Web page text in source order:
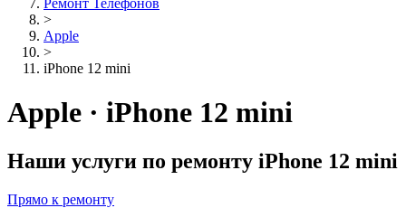
Ремонт Телефонов
>
Apple
>
iPhone 12 mini
Apple · iPhone 12 mini
Наши услуги по ремонту iPhone 12 mini
Прямо к ремонту